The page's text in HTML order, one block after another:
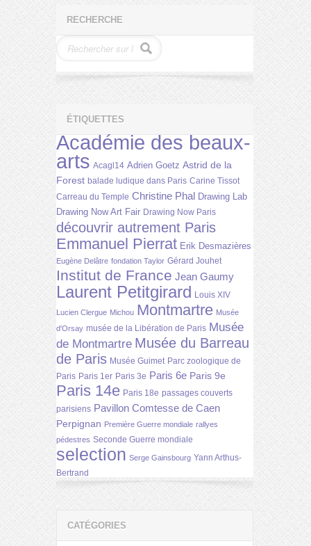
RECHERCHE
ÉTIQUETTES
Académie des beaux-
arts Acagl14 Adrien Goetz Astrid de la
Forest balade ludique dans Paris Carine Tissot
Carreau du Temple Christine Phal Drawing Lab
Drawing Now Art Fair Drawing Now Paris
découvrir autrement Paris
Emmanuel Pierrat Erik Desmazières
Eugène Delâtre fondation Taylor Gérard Jouhet
Institut de France Jean Gaumy
Laurent Petitgirard Louis XIV
Lucien Clergue Michou Montmartre Musée
d'Orsay musée de la Libération de Paris Musée
de Montmartre Musée du Barreau
de Paris Musée Guimet Parc zoologique de
Paris Paris 1er Paris 3e Paris 6e Paris 9e
Paris 14e Paris 18e passages couverts
parisiens Pavillon Comtesse de Caen
Perpignan Première Guerre mondiale rallyes
pédestres Seconde Guerre mondiale
selection Serge Gainsbourg Yann Arthus-
Bertrand
CATÉGORIES